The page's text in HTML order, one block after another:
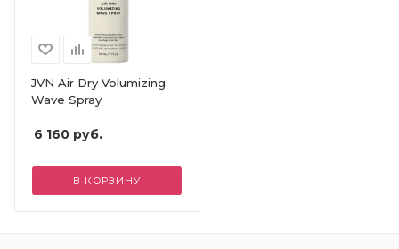
JVN Air Dry Volumizing
Wave Spray
6 160 руб.
В КОРЗИНУ